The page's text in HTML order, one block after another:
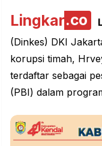
Lingkar.co
(Dinkes) DKI
korupsi timah,
terdaftar sebagai
(PBI) dalam